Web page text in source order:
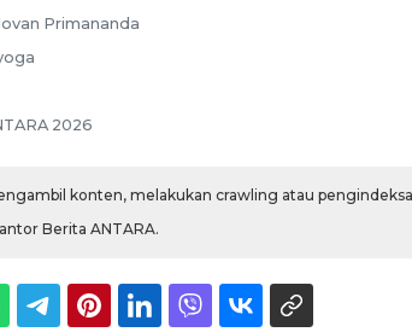
Primananda
2026
konten, melakukan crawling atau
Berita ANTARA.